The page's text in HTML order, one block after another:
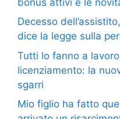
Decesso
dice la legge sulla
Tutti lo fanno a
licenziamento: la
sgarri
Mio figlio ha fatto